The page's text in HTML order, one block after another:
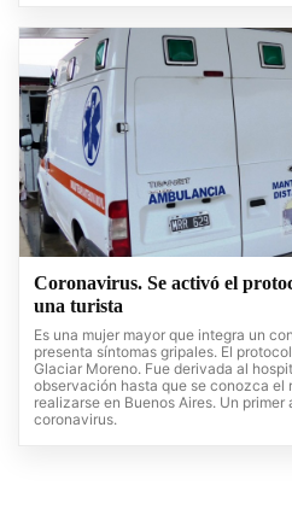
Coronavirus. Se activó el
una turista
Es una mujer mayor que integra un
presenta síntomas gripales. El
Glaciar Moreno. Fue derivada al
observación hasta que se conozca el
realizarse en Buenos Aires. Un
coronavirus.